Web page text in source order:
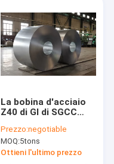
La bobina d'acciaio
Z40 di GI di SGCC
Prezzo:negotiable
MOQ:5tons
Ottieni l'ultimo prezzo